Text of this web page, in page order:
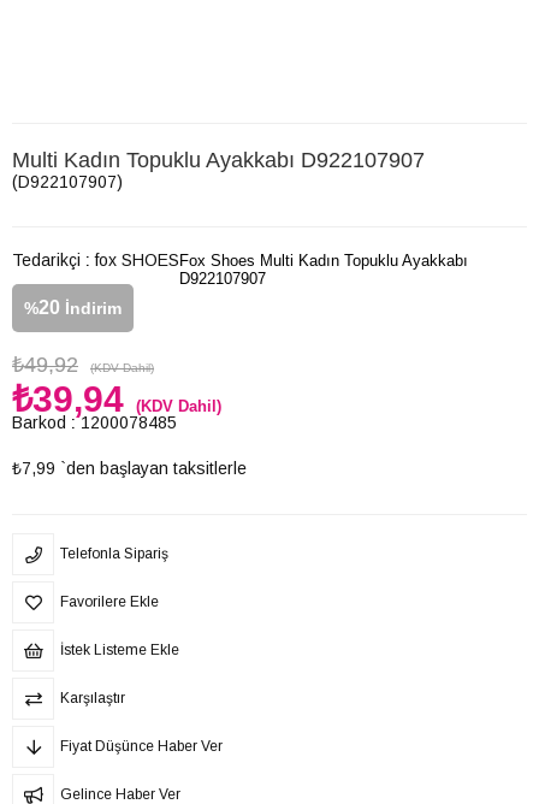
Multi Kadın Topuklu Ayakkabı D922107907
(D922107907)
Tedarikçi : fox SHOES
%20 İndirim
₺49,92 (KDV Dahil)
₺39,94 (KDV Dahil)
Barkod : 1200078485
₺7,99 `den başlayan taksitlerle
Fox Shoes Multi Kadın Topuklu Ayakkabı
D922107907
Telefonla Sipariş
Favorilere Ekle
İstek Listeme Ekle
Karşılaştır
Fiyat Düşünce Haber Ver
Gelince Haber Ver